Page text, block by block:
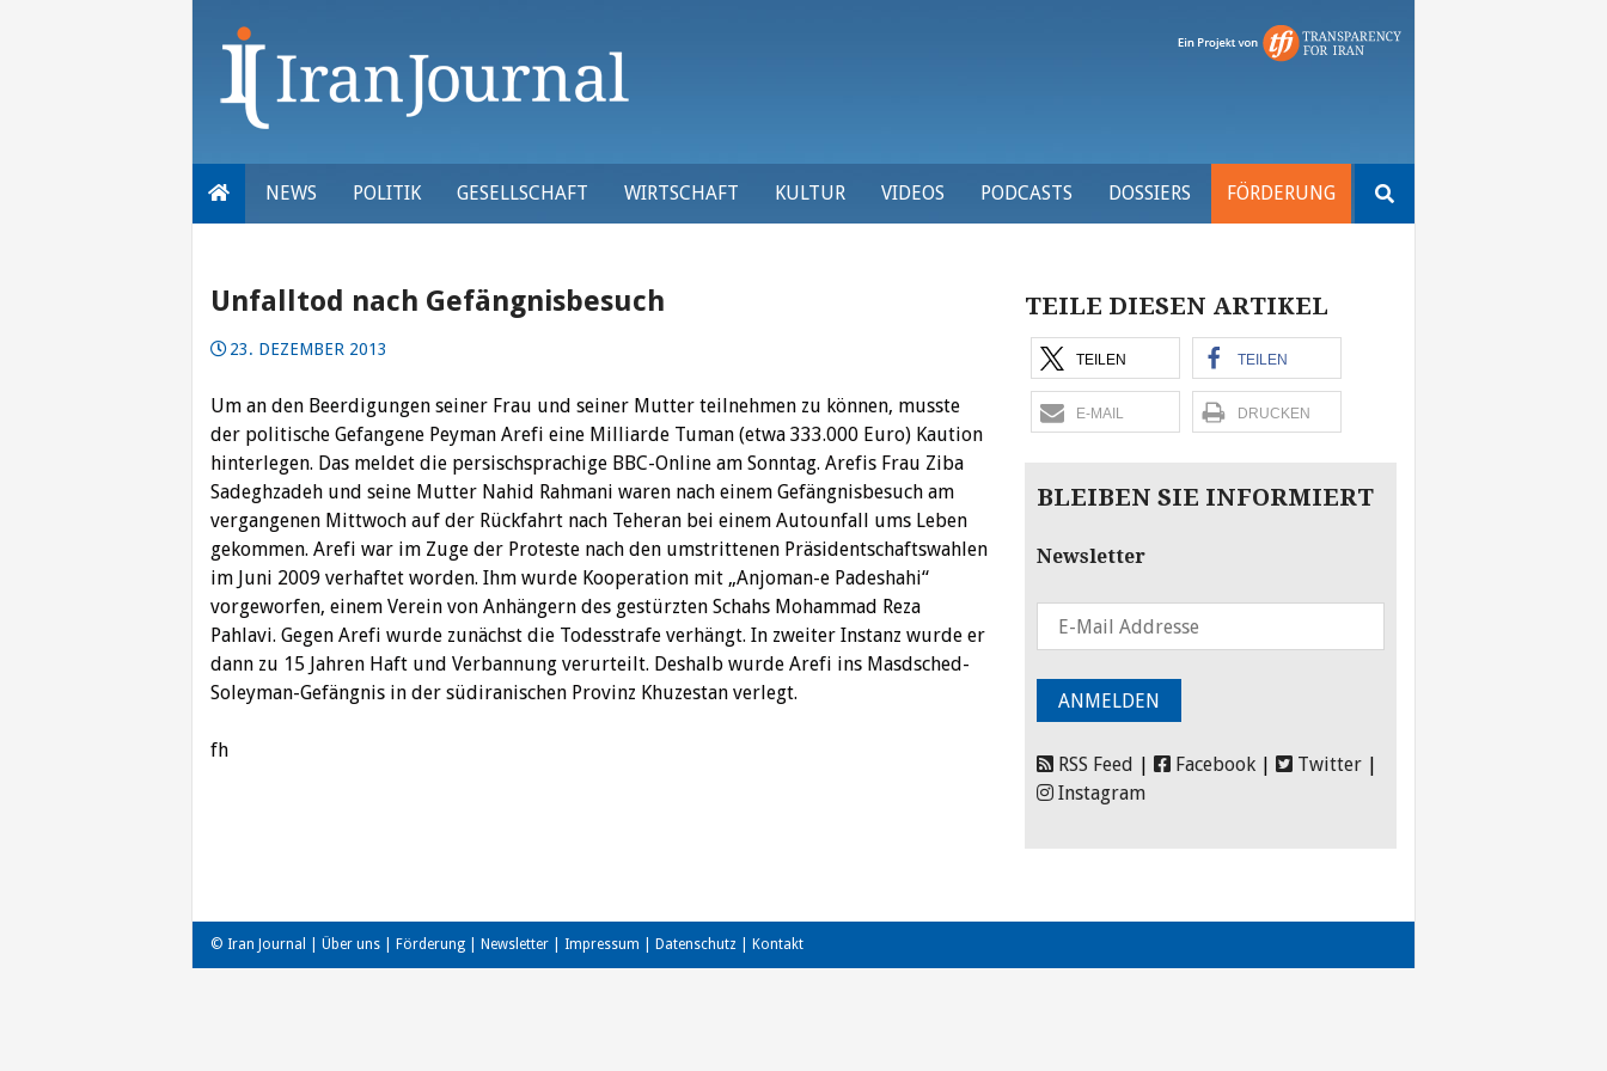
NEWS POLITIK GESELLSCHAFT WIRTSCHAFT KULTUR VIDEOS PODCASTS DOSSIERS FÖRDERUNG
nach:
Unfalltod nach Gefängnisbesuch
23. DEZEMBER 2013
Um an den Beerdigungen seiner Frau und seiner Mutter teilnehmen zu können, musste
der politische Gefangene Peyman Arefi eine Milliarde Tuman (etwa 333.000 Euro) Kaution
hinterlegen. Das meldet die persischsprachige BBC-Online am Sonntag. Arefis Frau Ziba
Sadeghzadeh und seine Mutter Nahid Rahmani waren nach einem Gefängnisbesuch am
vergangenen Mittwoch auf der Rückfahrt nach Teheran bei einem Autounfall ums Leben
gekommen. Arefi war im Zuge der Proteste nach den umstrittenen Präsidentschaftswahlen
im Juni 2009 verhaftet worden. Ihm wurde Kooperation mit „Anjoman-e Padeshahi“
vorgeworfen, einem Verein von Anhängern des gestürzten Schahs Mohammad Reza
Pahlavi. Gegen Arefi wurde zunächst die Todesstrafe verhängt. In zweiter Instanz wurde er
dann zu 15 Jahren Haft und Verbannung verurteilt. Deshalb wurde Arefi ins Masdsched-
Soleyman-Gefängnis in der südiranischen Provinz Khuzestan verlegt.
fh
TEILE DIESEN ARTIKEL
TEILEN TEILEN
E-MAIL DRUCKEN
BLEIBEN SIE INFORMIERT
Newsletter
RSS Feed Facebook Twitter
Instagram
© Iran Journal | Über uns Förderung Newsletter Impressum Datenschutz Kontakt